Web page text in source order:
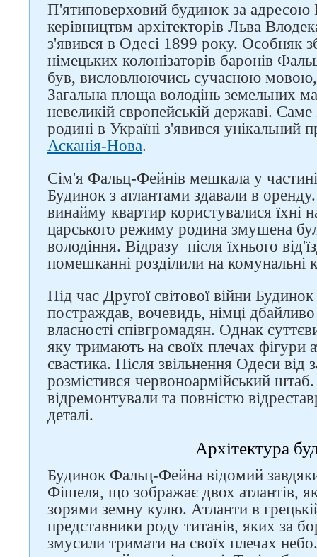
П'ятиповерховий будинок за адресою
керівництвм архітекторів Льва
з'явився в Одесі 1899 року. Особняк
німецьких колонізаторів баронів
був, висловлюючись сучасною мовою,
Загальна площа володінь земельних
невеликій європейській державі.
родині в Україні з'явився унікальний
Асканія-Нова.
Сім'я Фальц-Фейнів мешкала у
Будинок з атлантами здавали в
винайму квартир користувалися їхні
царського режиму родина змушена
володіння. Відразу після їхнього
помешканні розділили на комунальні
Під час Другої світової війни
постраждав, вочевидь, німці
власності співгромадян. Однак
яку тримають на своїх плечах фігури
свастика. Після звільнення Одеси від
розмістився червоноармійський
відремонтували та повністю
деталі.
Архітектура
Будинок Фальц-Фейна відомий
Фішеля, що зображає двох атлантів,
зорями земну кулю. Атланти в
представники роду титанів, яких за
змусили тримати на своїх плечах
Слідкуйте за нами в
соцмережах